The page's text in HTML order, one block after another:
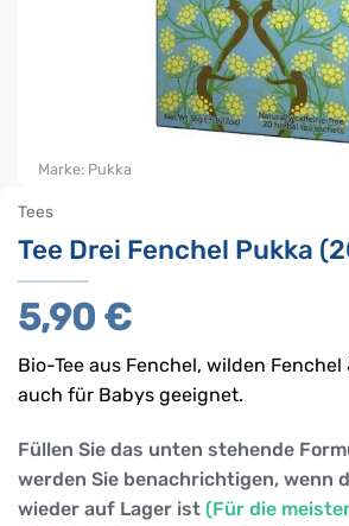
Tees
Tee Drei Fenchel Pukka
5,90 €
Bio-Tee aus Fenchel, wilden
auch für Babys geeignet.
Füllen Sie das unten stehende
werden Sie benachrichtigen, wenn
wieder auf Lager ist (Für die
Marke: Pukka